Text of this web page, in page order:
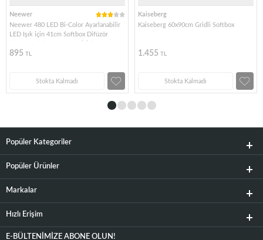
Neewer
Neewer 480 LED Bi-Color Ayarlanabilir
LED Işık için 41cm Softbox Difüzör
895 TL
Stokta Kalmadı
Kaiseberg
Kaiseberg 60x90cm Gridli Softbox
1.455 TL
Stokta Kalmadı
Popüler Kategoriler
Popüler Ürünler
Markalar
Hızlı Erişim
E-BÜLTENIMIZE ABONE OLUN!